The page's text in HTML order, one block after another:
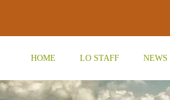
HOME LO STAFF NEWS